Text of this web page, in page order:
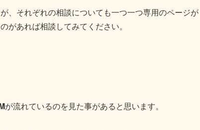
、それぞれの相談についても一つ一つ専用のページが
があれば相談してみてください。
が流れているのを見た事があると思います。